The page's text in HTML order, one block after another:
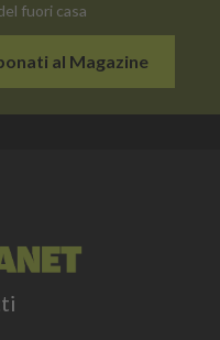
fuori casa
al Magazine